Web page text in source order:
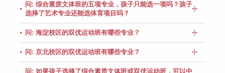
问: 综合素质文体班的五项专业，孩子只能选一项吗？孩子
选择了艺术专业还能选体育项目吗？
问: 海淀校区的双优运动班有哪些专业？
问: 京北校区的双优运动班有哪些专业？
问: 如果孩子选择了综合素质文体班或双优运动班，可以中